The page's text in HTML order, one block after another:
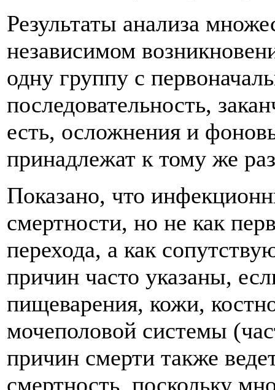
Результаты анализа
независимом
одну группу с
последовательность,
есть, осложнения и
принадлежат к тому же
Показано, что
смертности, но не как
перехода, а как
причин часто указаны,
пищеварения, кожи,
мочеполовой системы
причин смерти также
смертность, поскольку